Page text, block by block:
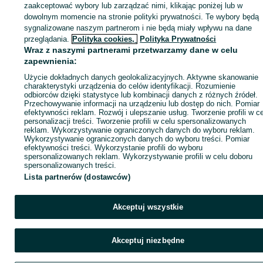
ID:1048559382 Wyświetlenia:
Zadzwoń / SMS
zaakceptować wybory lub zarządzać nimi, klikając poniżej lub w
dowolnym momencie na stronie polityki prywatności. Te wybory będą
sygnalizowane naszym partnerom i nie będą miały wpływu na dane
przeglądania. Polityka cookies, Polityka Prywatności
Wraz z naszymi partnerami przetwarzamy dane w celu
zapewnienia:
Użycie dokładnych danych geolokalizacyjnych. Aktywne skanowanie
charakterystyki urządzenia do celów identyfikacji. Rozumienie
odbiorców dzięki statystyce lub kombinacji danych z różnych źródeł.
Przechowywanie informacji na urządzeniu lub dostęp do nich. Pomiar
efektywności reklam. Rozwój i ulepszanie usług. Tworzenie profili w
personalizacji treści. Tworzenie profili w celu spersonalizowanych
reklam. Wykorzystywanie ograniczonych danych do wyboru reklam.
Wykorzystywanie ograniczonych danych do wyboru treści. Pomiar
efektywności treści. Wykorzystanie profili do wyboru
spersonalizowanych reklam. Wykorzystywanie profili w celu doboru
spersonalizowanych treści.
Lista partnerów (dostawców)
Akceptuj wszystkie
Akceptuj niezbędne